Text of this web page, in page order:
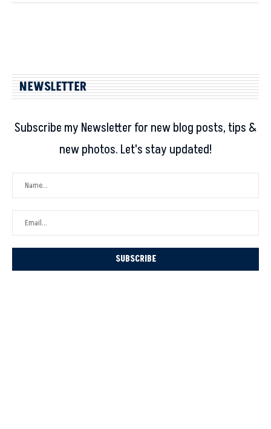
NEWSLETTER
Subscribe my Newsletter for new blog posts, tips &
new photos. Let's stay updated!